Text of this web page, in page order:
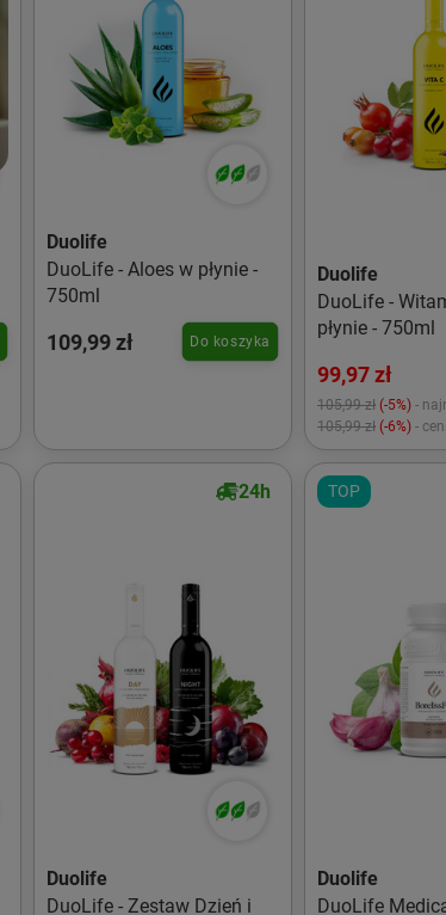
Duolife
DuoLife - Aloes w płynie -
750ml
109,99 zł Do koszyka
Duolife
DuoLife -
płynie - 750ml
99,97 zł
105,99 zł (-5%) -
105,99 zł (-6%) -
24h
Duolife
DuoLife - Zestaw Dzień i
TOP
Duolife
DuoLife